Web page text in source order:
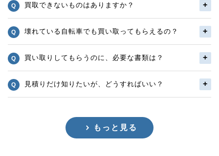
買取できないものはありますか？
壊れている自転車でも買い取ってもらえるの？
買い取りしてもらうのに、必要な書類は？
見積りだけ知りたいが、どうすればいい？
もっと見る